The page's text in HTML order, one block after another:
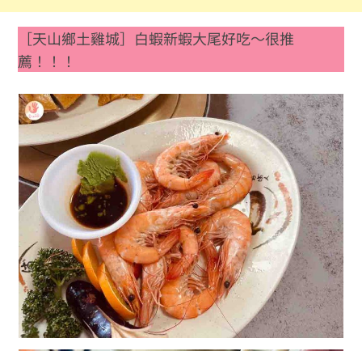
［天山鄉土雞城］白蝦新蝦大尾好吃～很推
薦！！！